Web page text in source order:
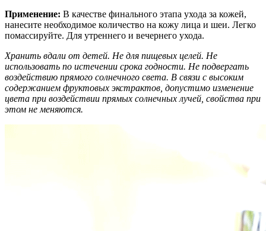
Применение: В качестве финального этапа ухода за кожей,
нанесите необходимое количество на кожу лица и шеи. Легко
помассируйте. Для утреннего и вечернего ухода.
Хранить вдали от детей. Не для пищевых целей. Не
использовать по истечении срока годности. Не подвергать
воздействию прямого солнечного света. В связи с высоким
содержанием фруктовых экстрактов, допустимо изменение
цвета при воздействии прямых солнечных лучей, свойства при
этом не меняются.